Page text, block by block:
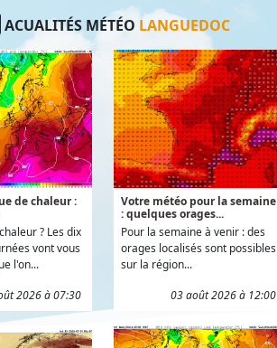
ACUALITÉS MÉTÉO LANGUEDOC
de chaleur :
? Les dix
vont vous
l'on...
2026 à 07:30
Votre météo pour la semaine
: quelques orages...
Pour la semaine à venir : des
orages localisés sont possibles
sur la région...
03 août 2026 à 12:00